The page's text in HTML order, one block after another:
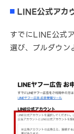
LINE公式アカ
すでにLINE公式
選び、プルダウン